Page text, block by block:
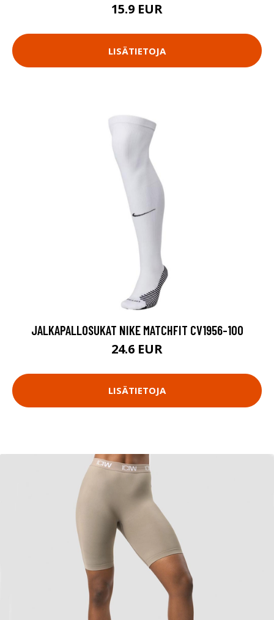
15.9 EUR
LISÄTIETOJA
JALKAPALLOSUKAT NIKE MATCHFIT CV1956-100
24.6 EUR
LISÄTIETOJA